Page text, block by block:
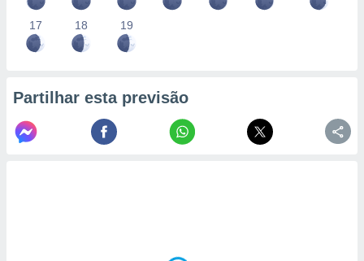
17 18 19
Partilhar esta previsão